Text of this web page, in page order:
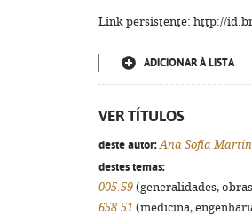
Link persistente: http://
ADICIONAR À LISTA
VER TÍTULOS
deste autor: Ana Sofia
destes temas:
005.59 (generalidades,
658.51 (medicina,